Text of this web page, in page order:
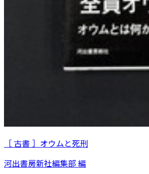
［ 古書 ］オウムと死刑
河出書房新社編集部 編